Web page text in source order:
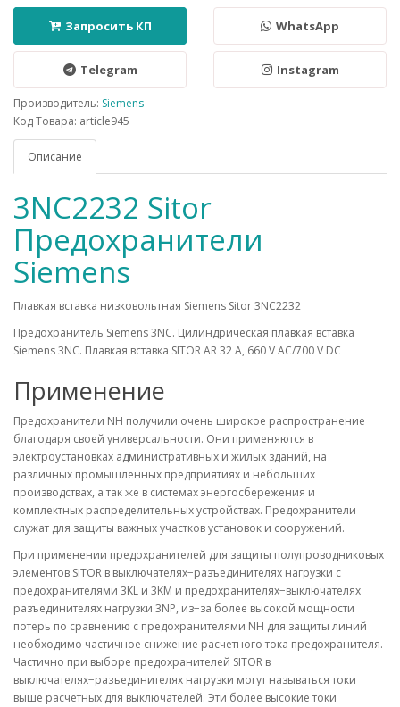
Запросить КП WhatsApp
Telegram Instagram
Производитель: Siemens
Код Товара: article945
Описание
3NC2232 Sitor
Предохранители
Siemens
Плавкая вставка низковольтная Siemens Sitor 3NC2232
Предохранитель Siemens 3NC. Цилиндрическая плавкая вставка
Siemens 3NC. Плавкая вставка SITOR AR 32 A, 660 V AC/700 V DC
Применение
Предохранители NH получили очень широкое распространение
благодаря своей универсальности. Они применяются в
электроустановках административных и жилых зданий, на
различных промышленных предприятиях и небольших
производствах, а так же в системах энергосбережения и
комплектных распределительных устройствах. Предохранители
служат для защиты важных участков установок и сооружений.
При применении предохранителей для защиты полупроводниковых
элементов SITOR в выключателях−разъединителях нагрузки с
предохранителями 3KL и 3KM и предохранителях−выключателях
разъединителях нагрузки 3NP, из−за более высокой мощности
потерь по сравнению с предохранителями NH для защиты линий
необходимо частичное снижение расчетного тока предохранителя.
Частично при выборе предохранителей SITOR в
выключателях−разъединителях нагрузки могут называться токи
выше расчетных для выключателей. Эти более высокие токи